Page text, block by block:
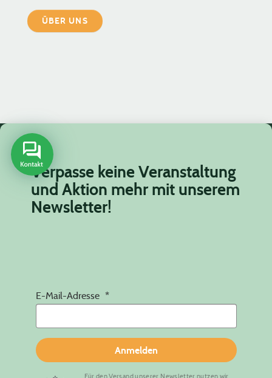
ÜBER UNS
Verpasse keine Veranstaltung
und Aktion mehr mit unserem
Newsletter!
E-Mail-Adresse
Anmelden